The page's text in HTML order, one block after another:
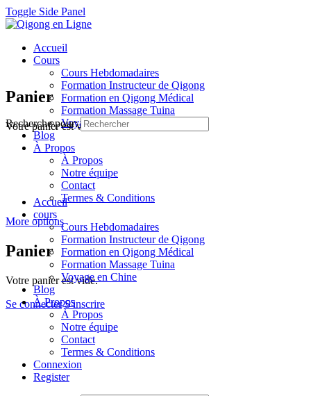
Toggle Side Panel
Accueil
Cours
Cours Hebdomadaires
Formation Instructeur de Qigong
Formation en Qigong Médical
Formation Massage Tuina
Voyage en Chine
Blog
À Propos
À Propos
Notre équipe
Contact
Termes & Conditions
More options
Panier
Votre panier est vide.
Se connecter S'inscrire
Panier
Votre panier est vide.
Recherche pour:
Accueil
cours
Cours Hebdomadaires
Formation Instructeur de Qigong
Formation en Qigong Médical
Formation Massage Tuina
Voyage en Chine
Blog
À Propos
À Propos
Notre équipe
Contact
Termes & Conditions
Connexion
Register